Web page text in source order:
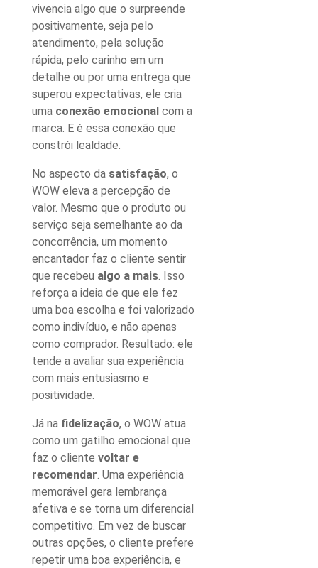
vivencia algo que o surpreende
positivamente, seja pelo
atendimento, pela solução
rápida, pelo carinho em um
detalhe ou por uma entrega que
superou expectativas, ele cria
uma conexão emocional com a
marca. E é essa conexão que
constrói lealdade.
No aspecto da satisfação, o
WOW eleva a percepção de
valor. Mesmo que o produto ou
serviço seja semelhante ao da
concorrência, um momento
encantador faz o cliente sentir
que recebeu algo a mais. Isso
reforça a ideia de que ele fez
uma boa escolha e foi valorizado
como indivíduo, e não apenas
como comprador. Resultado: ele
tende a avaliar sua experiência
com mais entusiasmo e
positividade.
Já na fidelização, o WOW atua
como um gatilho emocional que
faz o cliente voltar e
recomendar. Uma experiência
memorável gera lembrança
afetiva e se torna um diferencial
competitivo. Em vez de buscar
outras opções, o cliente prefere
repetir uma boa experiência, e